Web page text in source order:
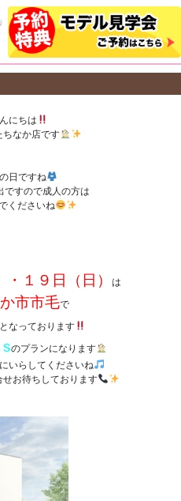
にちは
ちなか店です
日ですね
ですので成人の方は
くださいね
１９日（日） は
市市毛で
となっております
のプランになります
いらしてくださいね
お待ちしております